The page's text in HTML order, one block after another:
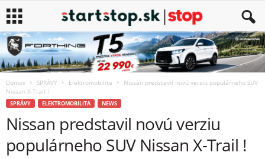
Domov SPRÁVY Elektromobilita
Nissan predstavil novú verziu populárneho SUV
Nissan X-Trail !
SPRÁVY ELEKTROMOBILITA NEWS
Nissan predstavil novú verziu
populárneho SUV Nissan X-Trail !